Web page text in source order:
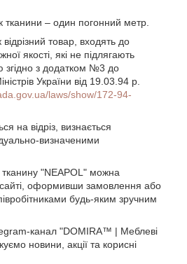
тканини – один погонний метр.
товар, входять до
якості, які не підлягають
згідно з додатком №3 до
України від 19.03.94 р.
laws/show/172-94-
на відріз, визнається
визначеними
"NEAPOL" можна
оформивши замовлення або
будь-яким зручним
канал "DOMIRA™ | Меблеві
новини, акції та корисні